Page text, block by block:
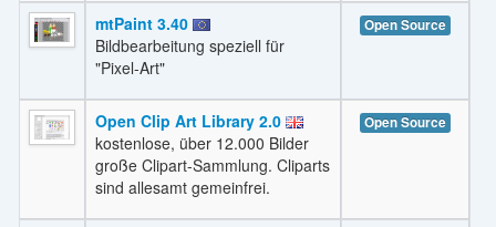
mtPaint 3.40
Bildbearbeitung speziell für
"Pixel-Art"
Open Source
Open Clip Art Library 2.0
kostenlose, über 12.000 Bilder
große Clipart-Sammlung. Cliparts
sind allesamt gemeinfrei.
Open Source